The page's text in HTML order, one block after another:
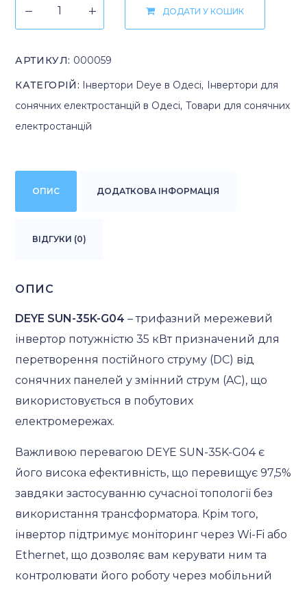
ДОДАТИ У КОШИК
АРТИКУЛ: 000059
КАТЕГОРІЙ: Інвертори Deye в Одесі, Інвертори для
сонячних електростанцій в Одесі,Товари для сонячних
електростанцій
ОПИС ДОДАТКОВА ІНФОРМАЦІЯ
ВІДГУКИ (0)
ОПИС
DEYE SUN-35K-G04– трифазний мережевий
інвертор потужністю 35 кВт призначений для
перетворення постійного струму (DC) від
сонячних панелей у змінний струм (AC), що
використовується в побутових
електромережах.
Важливою перевагою DEYE SUN-35K-G04 є
його висока ефективність, що перевищує 97,5%
завдяки застосуванню сучасної топології без
використання трансформатора. Крім того,
інвертор підтримує моніторинг через Wi-Fi або
Ethernet, що дозволяє вам керувати ним та
контролювати його роботу через мобільний